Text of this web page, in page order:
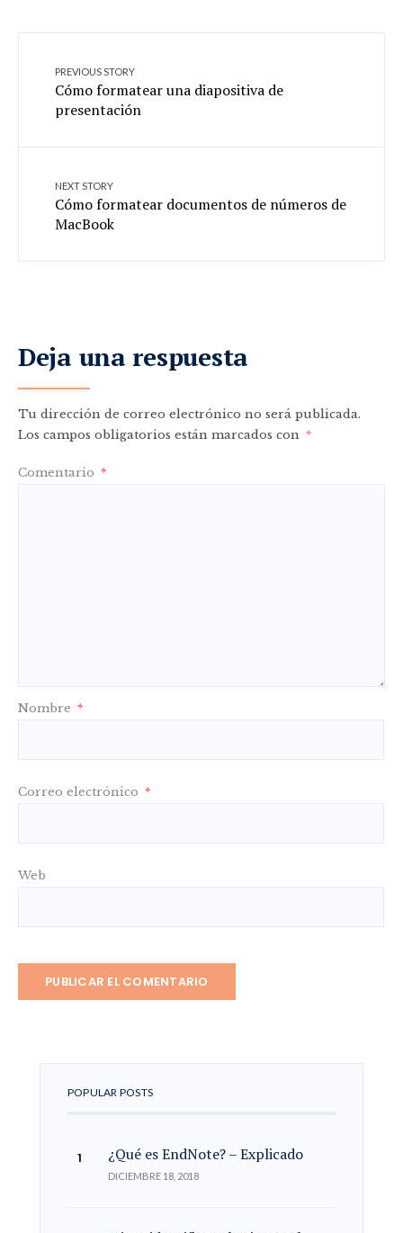
PREVIOUS STORY
Cómo formatear una diapositiva de
presentación
NEXT STORY
Cómo formatear documentos de números de
MacBook
Deja una respuesta
Tu dirección de correo electrónico no será publicada.
Los campos obligatorios están marcados con *
Comentario *
Nombre *
Correo electrónico *
Web
POPULAR POSTS
¿Qué es EndNote? – Explicado
DICIEMBRE 18, 2018